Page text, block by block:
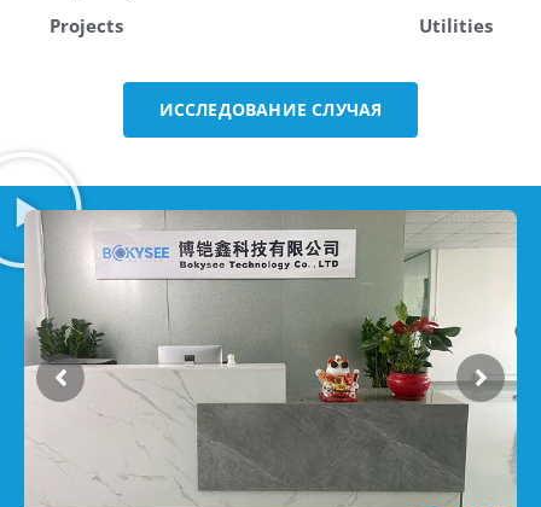
Projects
Utilities
ИССЛЕДОВАНИЕ СЛУЧАЯ